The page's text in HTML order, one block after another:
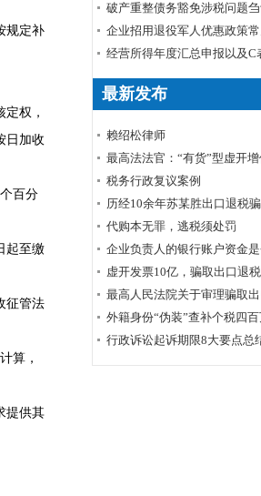
规定补
权，
日加收
百分
起至缴
征管法
算，
提供其
破产重整债务豁免涉税问题
企业招用退役军人优惠政策
题解答
经营所得年度汇总申报以及C
问题
最新发布
赖绍松律师
最高法法官：“有货”型虚开
为定性
税务行政复议案例
历经10余年苏某胜出口退税
术”，福州国税稽查局相应的
用
代购本无罪，逃税须处罚
企业负责人的银行账户资金
应税收入？
虚开发票10亿，骗取出口退
破获链条式骗税案
最高人民法院关于审理骗取
具体应用法律若干问题的解
外籍身份“伪装”查补个税四
行政诉讼起诉期限8大要点总